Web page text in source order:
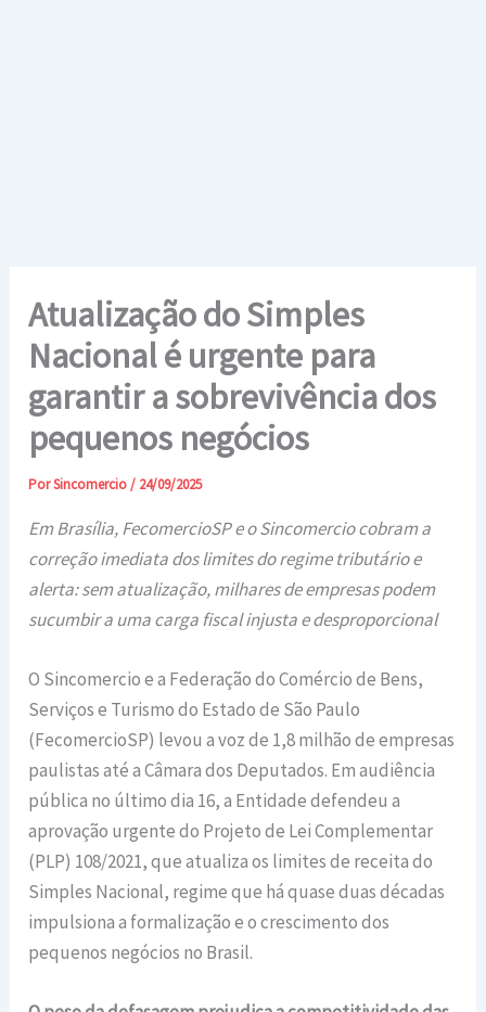
Atualização do Simples
Nacional é urgente para
garantir a sobrevivência dos
pequenos negócios
PorSincomercio/ 24/09/2025
Em Brasília, FecomercioSP e o Sincomercio cobram a
correção imediata dos limites do regime tributário e
alerta: sem atualização, milhares de empresas podem
sucumbir a uma carga fiscal injusta e desproporcional
O Sincomercio e a Federação do Comércio de Bens,
Serviços e Turismo do Estado de São Paulo
(FecomercioSP) levou a voz de 1,8 milhão de empresas
paulistas até a Câmara dos Deputados. Em audiência
pública no último dia 16, a Entidade defendeu a
aprovação urgente do Projeto de Lei Complementar
(PLP) 108/2021, que atualiza os limites de receita do
Simples Nacional, regime que há quase duas décadas
impulsiona a formalização e o crescimento dos
pequenos negócios no Brasil.